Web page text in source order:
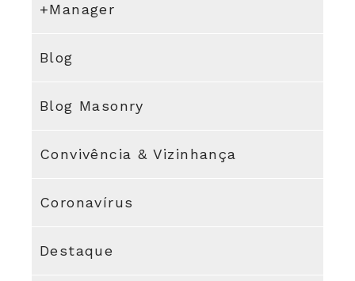
+Manager
Blog
Blog Masonry
Convivência & Vizinhança
Coronavírus
Destaque